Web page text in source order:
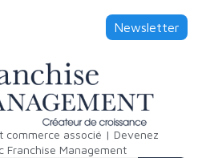
Newsletter
commerce associé | Devenez
Franchise Management